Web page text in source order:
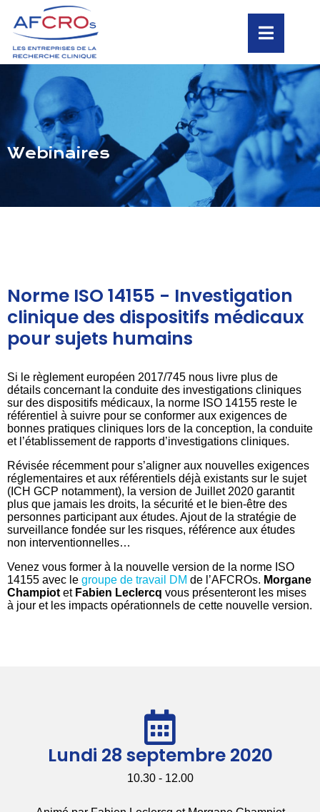
Webinaires
Norme ISO 14155 - Investigation
clinique des dispositifs médicaux
pour sujets humains
Si le règlement européen 2017/745 nous livre plus de
détails concernant la conduite des investigations cliniques
sur des dispositifs médicaux, la norme ISO 14155 reste le
référentiel à suivre pour se conformer aux exigences de
bonnes pratiques cliniques lors de la conception, la conduite
et l’établissement de rapports d’investigations cliniques.
Révisée récemment pour s’aligner aux nouvelles exigences
réglementaires et aux référentiels déjà existants sur le sujet
(ICH GCP notamment), la version de Juillet 2020 garantit
plus que jamais les droits, la sécurité et le bien-être des
personnes participant aux études. Ajout de la stratégie de
surveillance fondée sur les risques, référence aux études
non interventionnelles…
Venez vous former à la nouvelle version de la norme ISO
14155 avec le groupe de travail DM de l’AFCROs. Morgane
Champiot et Fabien Leclercq vous présenteront les mises
à jour et les impacts opérationnels de cette nouvelle version.
Lundi 28 septembre 2020
10.30 - 12.00